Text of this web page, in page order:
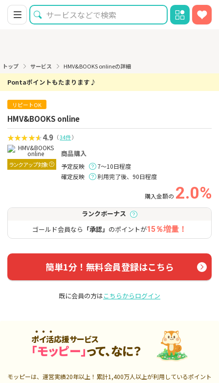
トップ サービス HMV&BOOKS onlineの詳細
Pontaポイントもたまります♪
リピートOK
HMV&BOOKS online
4.9 （34件）
ランクアップ対象
商品購入
予定反映
7～10日程度
確定反映
利用完了後、90日程度
購入金額の 2.0%
ランクボーナス
ゴールド会員なら 「承認」 のポイントが15％増量！
簡単1分！無料会員登録はこちら
既に会員の方はこちらからログイン
ポイ活応援サービス
「モッピー」って、なに？
モッピーは、運営実績20年以上！累計1,400万人以上が利用しているポイント